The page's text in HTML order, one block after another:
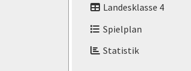
Landesklasse 4
Spielplan
Statistik